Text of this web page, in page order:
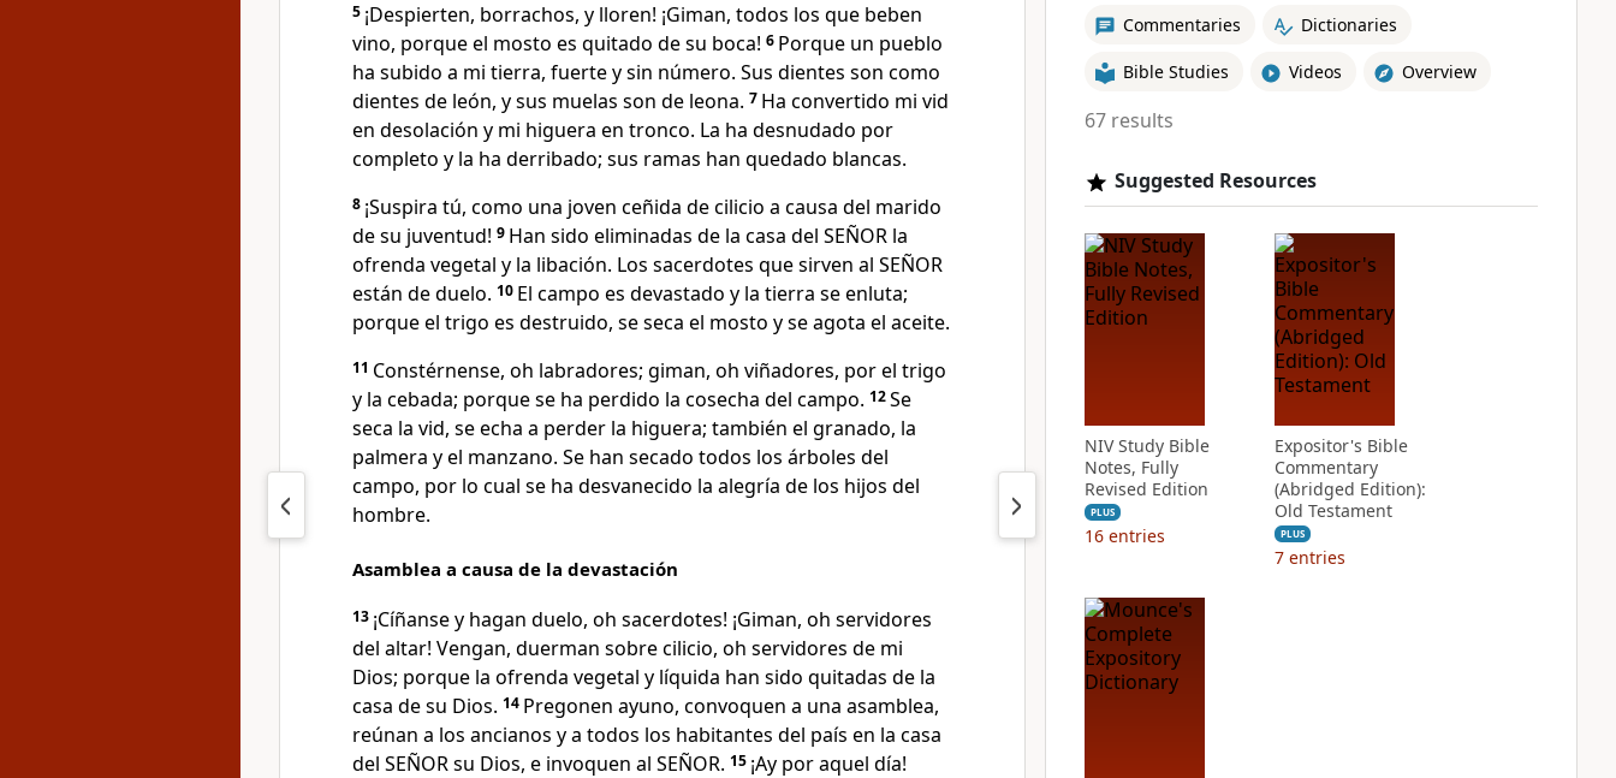
5 ¡Despierten, borrachos, y lloren! ¡Giman, todos los que beben
vino, porque el mosto es quitado de su boca! 6 Porque un pueblo
ha subido a mi tierra, fuerte y sin número. Sus dientes son como
dientes de león, y sus muelas son de leona. 7 Ha convertido mi vid
en desolación y mi higuera en tronco. La ha desnudado por
completo y la ha derribado; sus ramas han quedado blancas.
8 ¡Suspira tú, como una joven ceñida de cilicio a causa del marido
de su juventud! 9 Han sido eliminadas de la casa del SEÑOR la
ofrenda vegetal y la libación. Los sacerdotes que sirven al SEÑOR
están de duelo. 10 El campo es devastado y la tierra se enluta;
porque el trigo es destruido, se seca el mosto y se agota el aceite.
11 Constérnense, oh labradores; giman, oh viñadores, por el trigo
y la cebada; porque se ha perdido la cosecha del campo. 12Se
seca la vid, se echa a perder la higuera; también el granado, la
palmera y el manzano. Se han secado todos los árboles del
campo, por lo cual se ha desvanecido la alegría de los hijos del
hombre.
Asamblea a causa de la devastación
13 ¡Cíñanse y hagan duelo, oh sacerdotes! ¡Giman, oh servidores
del altar! Vengan, duerman sobre cilicio, oh servidores de mi
Dios; porque la ofrenda vegetal y líquida han sido quitadas de la
casa de su Dios. 14 Pregonen ayuno, convoquen a una asamblea,
reúnan a los ancianos y a todos los habitantes del país en la casa
del SEÑOR su Dios, e invoquen al SEÑOR. 15 ¡Ay por aquel día!
Commentaries Dictionaries
Bible Studies Videos Overview
67 results
Suggested Resources
NIV Study Bible
Notes, Fully
Revised Edition
PLUS
16 entries
Expositor's Bible
Commentary
(Abridged Edition):
Old Testament
PLUS
7 entries